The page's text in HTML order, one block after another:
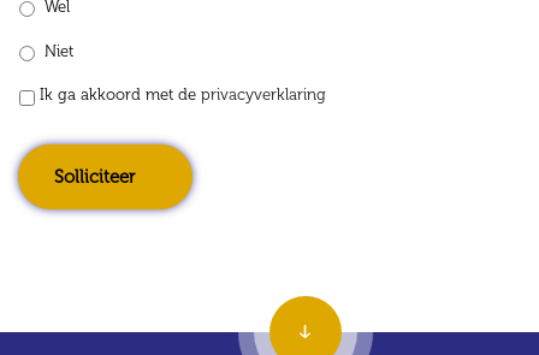
Wel
Niet
Ik ga akkoord met de privacyverklaring